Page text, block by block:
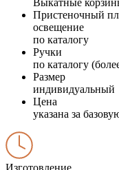
Пристеночный
освещение
по каталогу
Ручки
по каталогу
Размер
индивидуальный
Цена
указана за
Изготовление